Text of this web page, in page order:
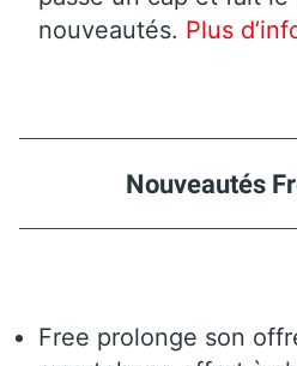
nouveautés. Plus
Nouveautés
Free prolonge son